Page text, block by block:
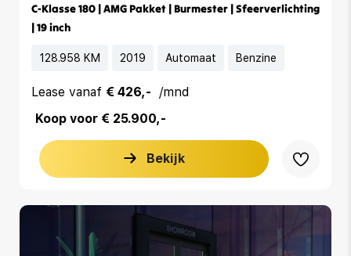
C-Klasse 180 | AMG Pakket | Burmester | Sfeerverlichting
| 19 inch
128.958 KM 2019 Automaat Benzine
Lease vanaf € 426,-
/mnd
Koop voor € 25.900,-
Bekijk